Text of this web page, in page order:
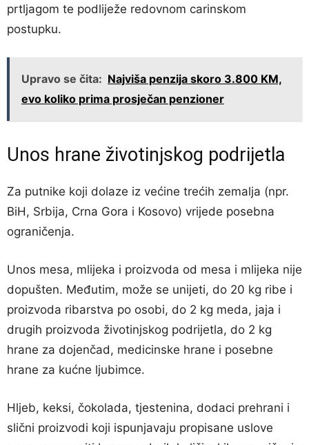
prtljagom te podliježe redovnom carinskom
postupku.
Upravo se čita: Najviša penzija skoro 3.800 KM,
evo koliko prima prosječan penzioner
Unos hrane životinjskog podrijetla
Za putnike koji dolaze iz većine trećih zemalja (npr.
BiH, Srbija, Crna Gora i Kosovo) vrijede posebna
ograničenja.
Unos mesa, mlijeka i proizvoda od mesa i mlijeka nije
dopušten. Međutim, može se unijeti, do 20 kg ribe i
proizvoda ribarstva po osobi, do 2 kg meda, jaja i
drugih proizvoda životinjskog podrijetla, do 2 kg
hrane za dojenčad, medicinske hrane i posebne
hrane za kućne ljubimce.
Hljeb, keksi, čokolada, tjestenina, dodaci prehrani i
slični proizvodi koji ispunjavaju propisane uslove